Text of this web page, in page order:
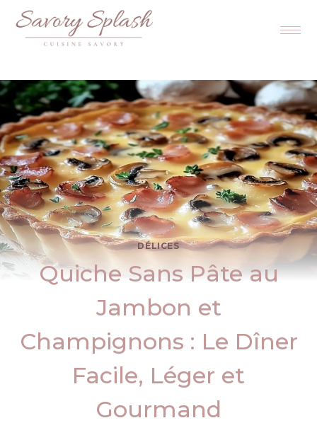
DÉLICES
Quiche Sans Pâte au
Jambon et
Champignons : Le Dîner
Facile, Léger et
Gourmand